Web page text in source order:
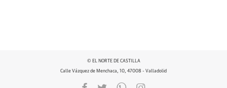
© EL NORTE DE CASTILLA
Calle Vázquez de Menchaca, 10, 47008 - Valladolid